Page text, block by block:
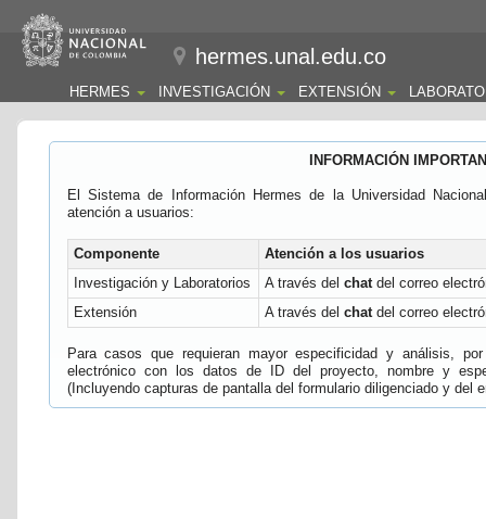
hermes.unal.edu.co
HERMES INVESTIGACIÓN EXTENSIÓN
INFORMACIÓN
El Sistema de Información Hermes de la Universidad
atención a usuarios:
Componente
Atención a los usuarios
Investigación y Laboratorios
A través del chatdel correo
Extensión
A través del chatdel correo
Para casos que requieran mayor especificidad y análisis,
electrónico con los datos de ID del proyecto, nombre y
(Incluyendo capturas de pantalla del formulario diligenciado y del